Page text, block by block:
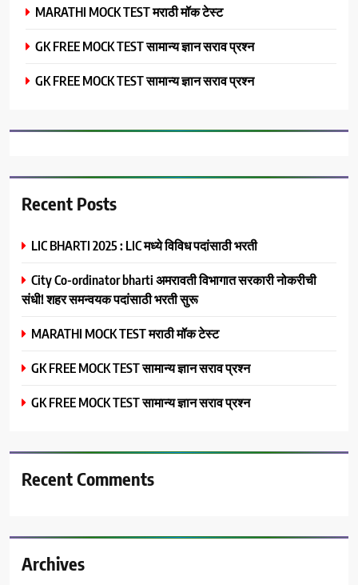
MARATHI MOCK TEST मराठी मॉक टेस्ट
GK FREE MOCK TEST सामान्य ज्ञान सराव प्रश्न
GK FREE MOCK TEST सामान्य ज्ञान सराव प्रश्न
Recent Posts
LIC BHARTI 2025 : LIC मध्ये विविध पदांसाठी भरती
City Co-ordinator bharti अमरावती विभागात सरकारी नोकरीची
संधी! शहर समन्वयक पदांसाठी भरती सुरू
MARATHI MOCK TEST मराठी मॉक टेस्ट
GK FREE MOCK TEST सामान्य ज्ञान सराव प्रश्न
GK FREE MOCK TEST सामान्य ज्ञान सराव प्रश्न
Recent Comments
Archives